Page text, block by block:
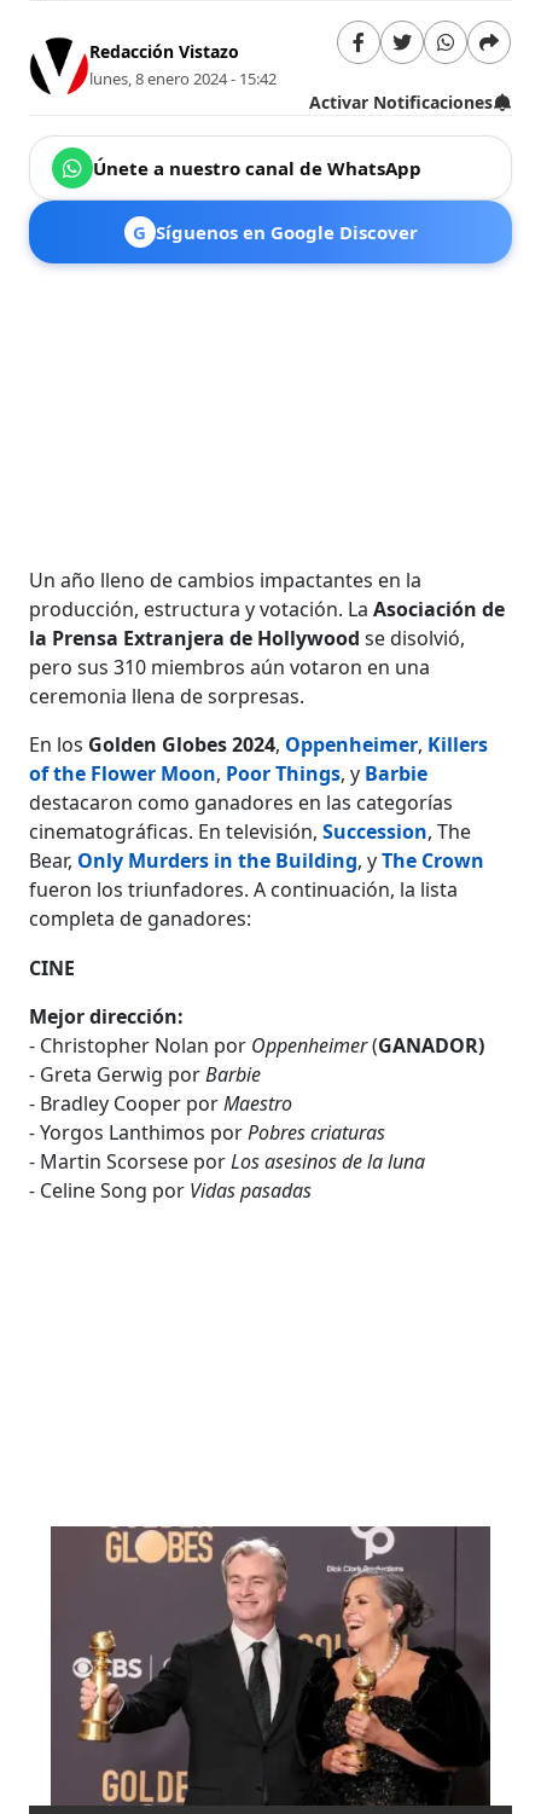
Redacción Vistazo
lunes, 8 enero 2024 - 15:42
Activar Notificaciones
Únete a nuestro canal de WhatsApp
G Síguenos en Google Discover
Un año lleno de cambios impactantes en la
producción, estructura y votación. LaAsociación de
la Prensa Extranjera de Hollywood se disolvió,
pero sus 310 miembros aún votaron en una
ceremonia llena de sorpresas.
En los Golden Globes 2024, Oppenheimer, Killers
of the Flower Moon, Poor Things, y Barbie
destacaron como ganadores en las categorías
cinematográficas. En televisión,Succession, The
Bear, Only Murders in the Building, yThe Crown
fueron los triunfadores. A continuación, la lista
completa de ganadores:
CINE
Mejor dirección:
- Christopher Nolan por Oppenheimer(GANADOR)
- Greta Gerwig porBarbie
- Bradley Cooper porMaestro
-Yorgos Lanthimos porPobres criaturas
- Martin Scorsese porLos asesinos de la luna
- Celine Song por Vidas pasadas